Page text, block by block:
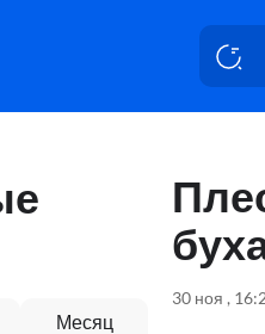
Месяц
30 ноя ,